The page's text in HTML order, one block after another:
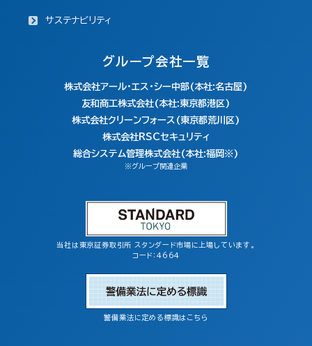
サステナビリティ
グループ会社一覧
株式会社アール・エス・シー中部(本社:名古屋)
友和商工株式会社(本社:東京都港区)
株式会社クリーンフォース(東京都荒川区)
株式会社RSCセキュリティ
総合システム管理株式会社(本社:福岡※)
※グループ関連企業
当社は東京証券取引所 スタンダード市場に上場しています。
コード：4664
警備業法に定める標識はこちら